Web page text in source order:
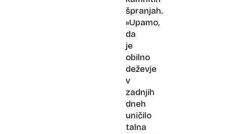
špranjah.
»Upamo,
da
je
obilno
deževje
v
zadnjih
dneh
uničilo
talna